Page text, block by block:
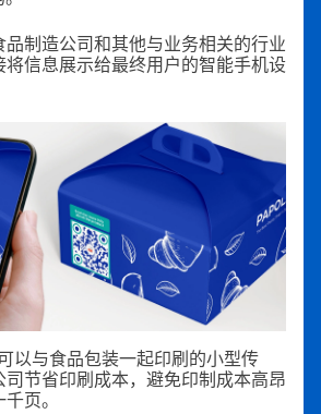
制造公司和其他与业务相关的行业
信息展示给最终用户的智能手机设
以与食品包装一起印刷的小型传
节省印刷成本，避免印制成本高昂
页。